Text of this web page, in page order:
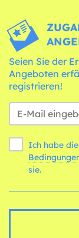
Seien Sie der
Angeboten
registrieren!
Ich habe
sie.